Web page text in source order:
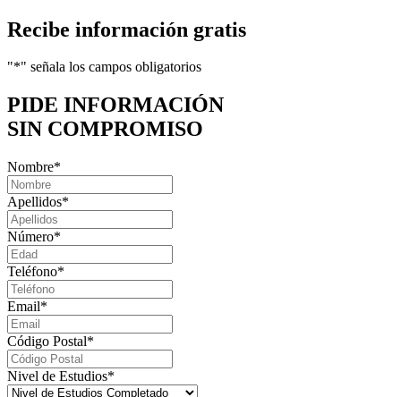
Recibe información gratis
"*" señala los campos obligatorios
PIDE INFORMACIÓN
SIN COMPROMISO
Nombre*
Apellidos*
Número*
Teléfono*
Email*
Código Postal*
Nivel de Estudios*